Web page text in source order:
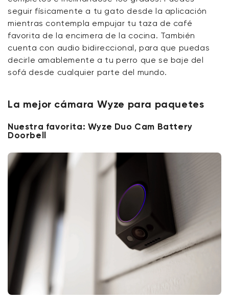
seguir físicamente a tu gato desde la aplicación
mientras contempla empujar tu taza de café
favorita de la encimera de la cocina. También
cuenta con audio bidireccional, para que puedas
decirle amablemente a tu perro que se baje del
sofá desde cualquier parte del mundo.
La mejor cámara Wyze para paquetes
Nuestra favorita: Wyze Duo Cam Battery
Doorbell